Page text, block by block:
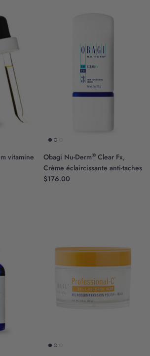
vitamine
Obagi Nu-Derm® Clear Fx,
Crème éclaircissante anti-taches
$176.00